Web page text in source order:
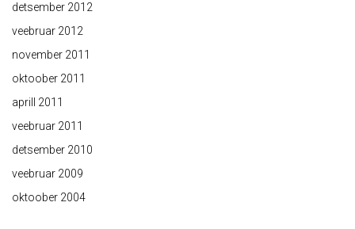
detsember 2012
veebruar 2012
november 2011
oktoober 2011
aprill 2011
veebruar 2011
detsember 2010
veebruar 2009
oktoober 2004